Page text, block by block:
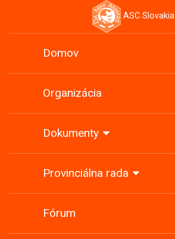
ASC Slovakia
Domov
Organizácia
Dokumenty
Provinciálna rada
Fórum